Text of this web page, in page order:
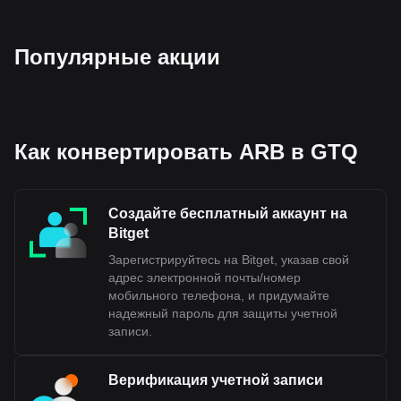
Популярные акции
Как конвертировать ARB в GTQ
Создайте бесплатный аккаунт на
Bitget
Зарегистрируйтесь на Bitget, указав свой
адрес электронной почты/номер
мобильного телефона, и придумайте
надежный пароль для защиты учетной
записи.
Верификация учетной записи